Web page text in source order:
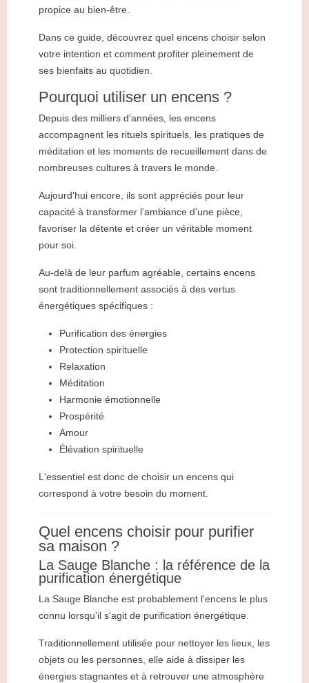
propice au bien-être.
Dans ce guide, découvrez quel encens choisir selon
votre intention et comment profiter pleinement de
ses bienfaits au quotidien.
Pourquoi utiliser un encens ?
Depuis des milliers d'années, les encens
accompagnent les rituels spirituels, les pratiques de
méditation et les moments de recueillement dans de
nombreuses cultures à travers le monde.
Aujourd'hui encore, ils sont appréciés pour leur
capacité à transformer l'ambiance d'une pièce,
favoriser la détente et créer un véritable moment
pour soi.
Au-delà de leur parfum agréable, certains encens
sont traditionnellement associés à des vertus
énergétiques spécifiques :
Purification des énergies
Protection spirituelle
Relaxation
Méditation
Harmonie émotionnelle
Prospérité
Amour
Élévation spirituelle
L'essentiel est donc de choisir un encens qui
correspond à votre besoin du moment.
Quel encens choisir pour purifier
sa maison ?
La Sauge Blanche : la référence de la
purification énergétique
La Sauge Blanche est probablement l'encens le plus
connu lorsqu'il s'agit de purification énergétique.
Traditionnellement utilisée pour nettoyer les lieux, les
objets ou les personnes, elle aide à dissiper les
énergies stagnantes et à retrouver une atmosphère